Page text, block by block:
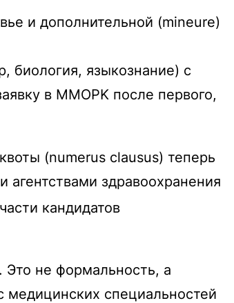
и дополнительной (mineure)
биология, языкознание) с
в MMOPK после первого,
(numerus clausus) теперь
здравоохранения
кандидатов
не формальность, а
медицинских специальностей